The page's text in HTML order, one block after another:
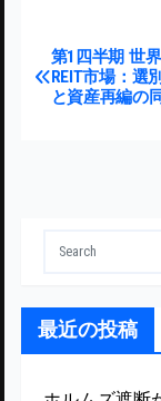
投稿ナ
第1四半期 世
REIT市場：選
と資産再編の
最近の投稿